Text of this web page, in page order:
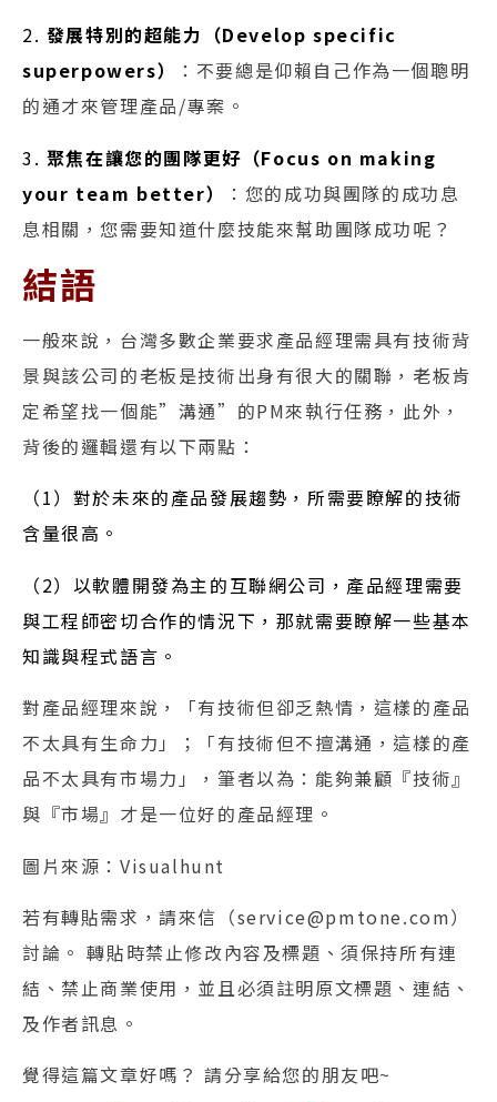
2. 發展特別的超能力（Develop specific
superpowers）
：不要總是仰賴自己作為一個聰明
的通才來管理產品/專案。
3. 聚焦在讓您的團隊更好（Focus on making
your team better）
：您的成功與團隊的成功息
息相關，您需要知道什麼技能來幫助團隊成功呢？
結語
一般來說，台灣多數企業要求產品經理需具有技術背
景與該公司的老板是技術出身有很大的關聯，老板肯
定希望找一個能”溝通”的PM來執行任務，此外，
背後的邏輯還有以下兩點：
（1）對於未來的產品發展趨勢，所需要瞭解的技術
含量很高。
（2）以軟體開發為主的互聯網公司，產品經理需要
與工程師密切合作的情況下，那就需要瞭解一些基本
知識與程式語言。
對產品經理來說，「有技術但卻乏熱情，這樣的產品
不太具有生命力」；「有技術但不擅溝通，這樣的產
品不太具有市場力」，筆者以為：能夠兼顧『技術』
與『市場』才是一位好的產品經理。
圖片來源：Visualhunt
若有轉貼需求，請來信（service@pmtone.com）
討論。 轉貼時禁止修改內容及標題、須保持所有連
結、禁止商業使用，並且必須註明原文標題、連結、
及作者訊息。
覺得這篇文章好嗎？ 請分享給您的朋友吧~